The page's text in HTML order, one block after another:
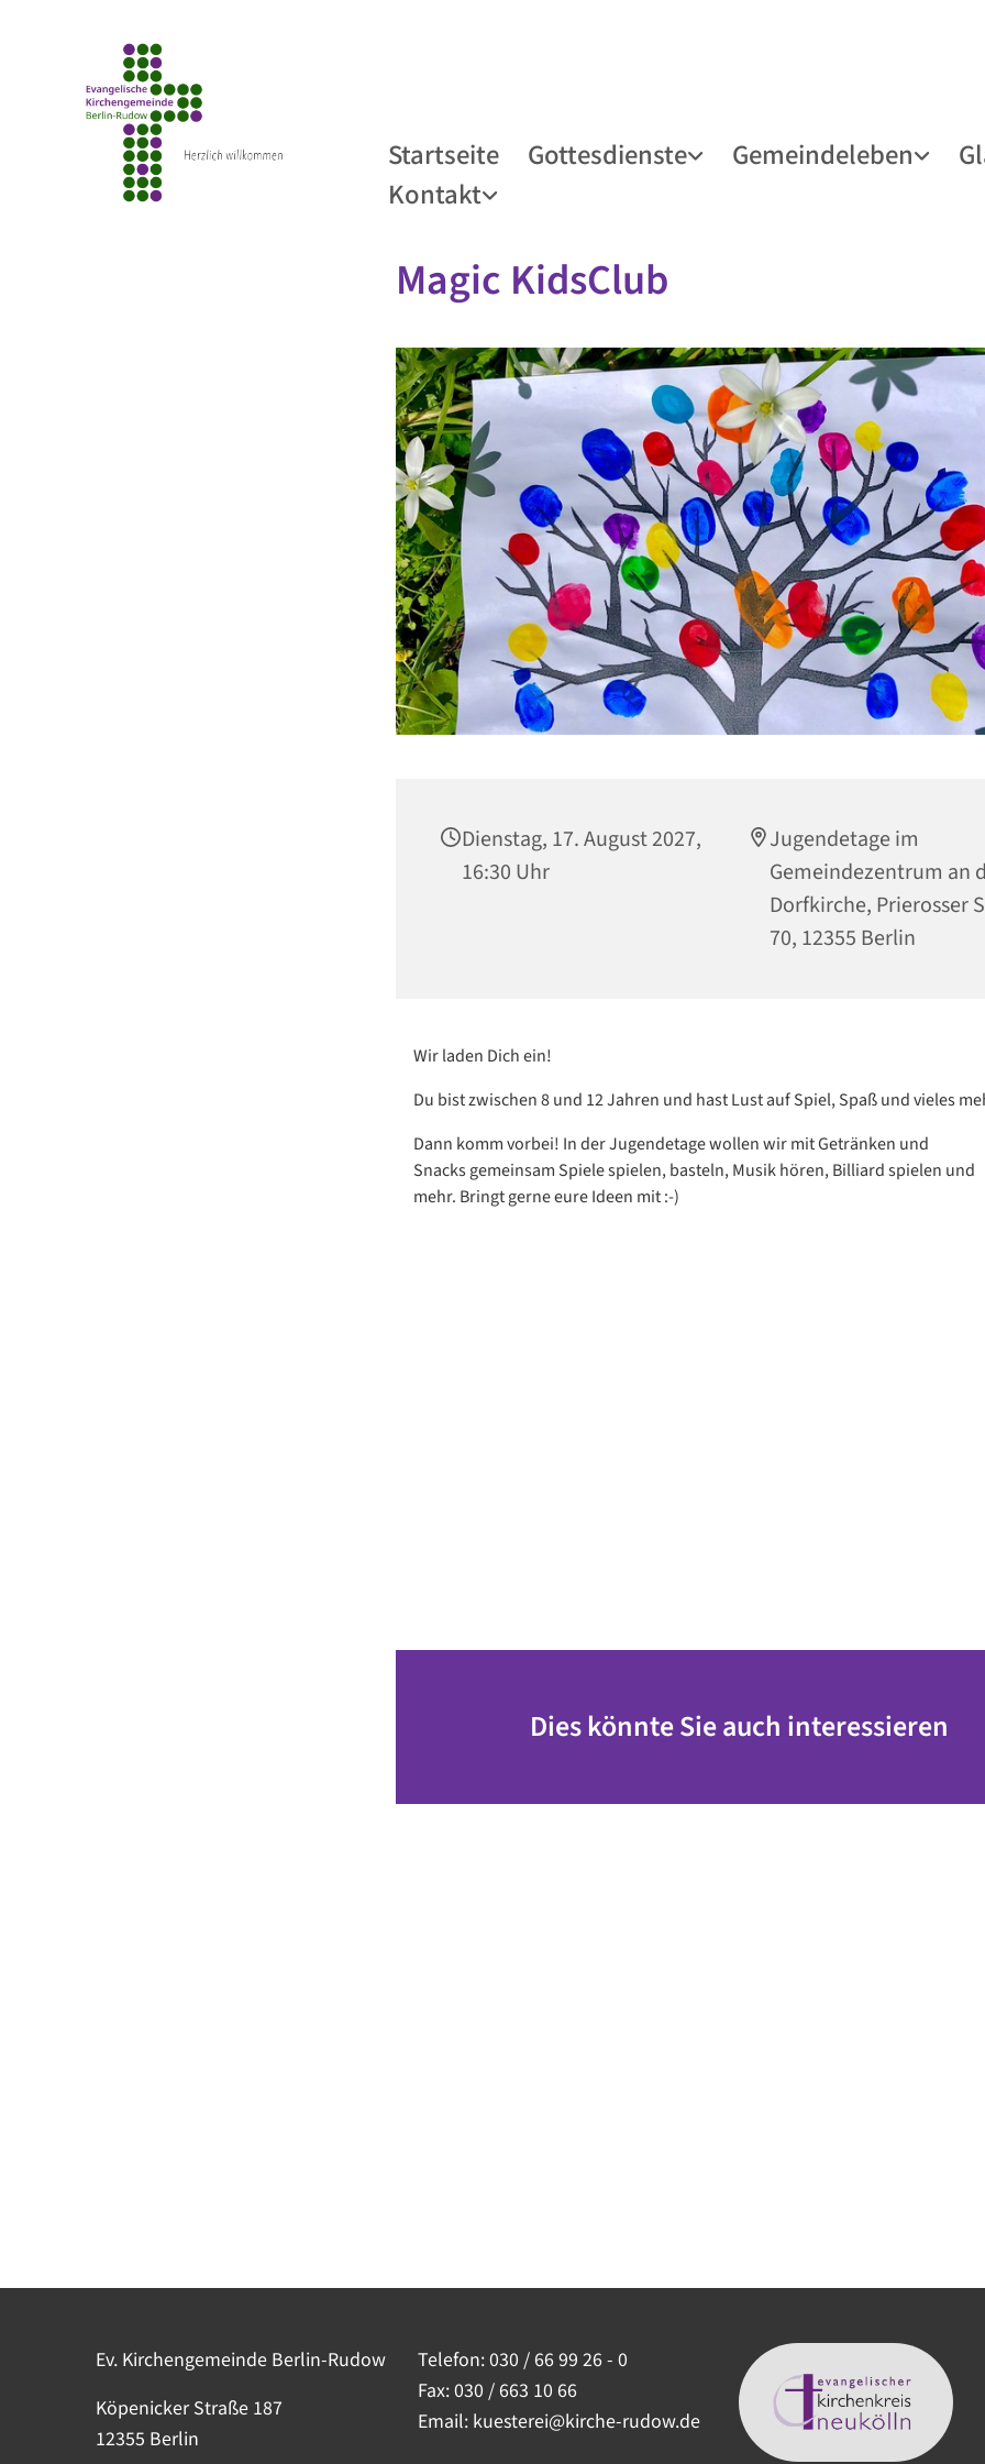
Startseite Gottesdienste Gemeindeleben
Kontakt
Magic KidsClub
Dienstag, 17. August 2027,
16:30 Uhr
Jugendetage im
Gemeindezentrum an
Dorfkirche, Prierosser
70, 12355 Berlin
Wir laden Dich ein!
Du bist zwischen 8 und 12 Jahren und hast Lust auf Spiel, Spaß und vieles
Dann komm vorbei! In der Jugendetage wollen wir mit Getränken und
Snacks gemeinsam Spiele spielen, basteln, Musik hören, Billiard spielen und
mehr. Bringt gerne eure Ideen mit :-)
Dies könnte Sie auch interessieren
Ev. Kirchengemeinde Berlin-Rudow
Köpenicker Straße 187
12355 Berlin
Telefon:030 / 66 99 26 - 0
Fax: 030 / 663 10 66
Email: kuesterei@kirche-rudow.de